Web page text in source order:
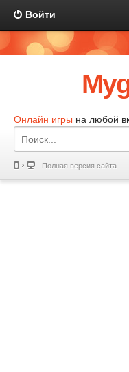
Войти
Онлайн игры на любой
Полная версия сайта